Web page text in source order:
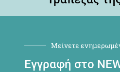
Μείνετε
Εγγραφή στο